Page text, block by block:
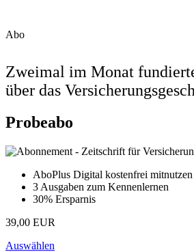
Abo
Zweimal im Monat
über das
Probeabo
AboPlus Digital kostenfrei mitnutzen
3 Ausgaben zum Kennenlernen
30% Ersparnis
39,00 EUR
Auswählen